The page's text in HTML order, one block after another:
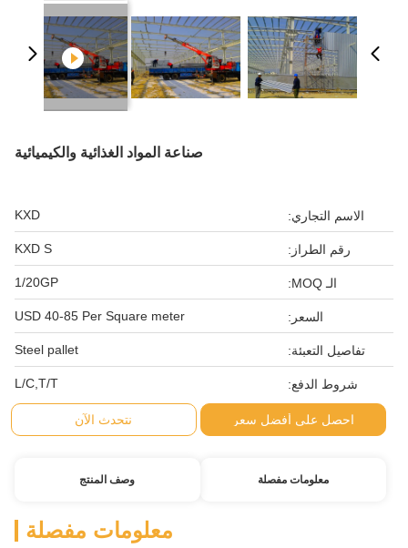
صناعة المواد الغذائية والكيميائية
الاسم التجاري: KXD
رقم الطراز: KXD S
الـ MOQ: 1/20GP
السعر: USD 40-85 Per Square meter
تفاصيل التعبئة: Steel pallet
شروط الدفع: L/C,T/T
احصل على أفضل سعر نتحدث الآن
معلومات مفصلة وصف المنتج
معلومات مفصلة